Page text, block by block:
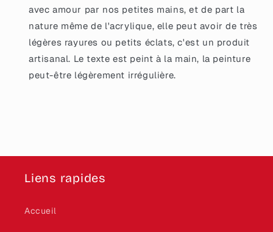
avec amour par nos petites mains, et de part la
nature même de l'acrylique, elle peut avoir de très
légères rayures ou petits éclats, c'est un produit
artisanal. Le texte est peint à la main, la peinture
peut-être légèrement irrégulière.
Liens rapides
Accueil